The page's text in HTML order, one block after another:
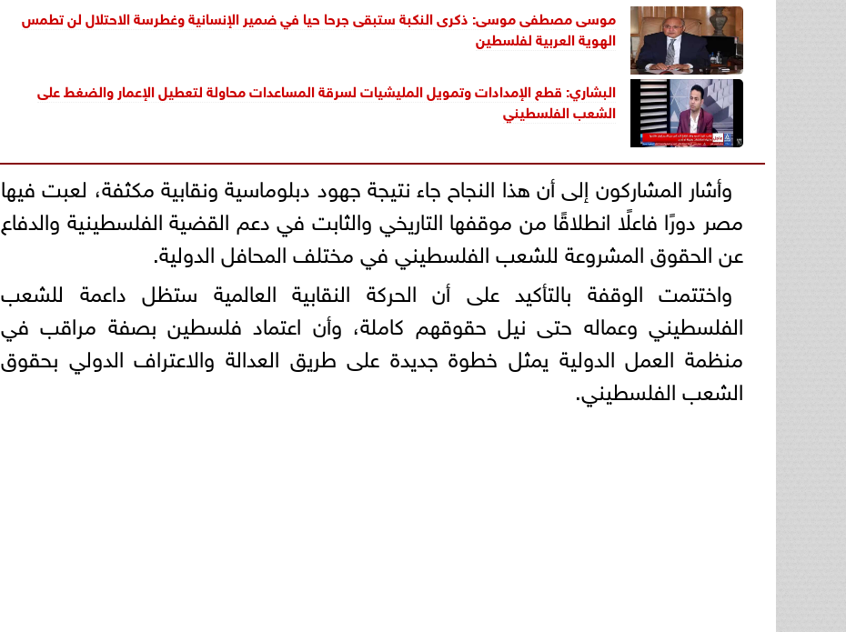
موسى مصطفى موسى: ذكرى النكبة ستبقى جرحا حيا في ضمير الإنسانية وغطرسة الاحتلال لن تطمس
الهوية العربية لفلسطين
البشاري: قطع الإمدادات وتمويل المليشيات لسرقة المساعدات محاولة لتعطيل الإعمار والضغط على
الشعب الفلسطيني
وأشار المشاركون إلى أن هذا النجاح جاء نتيجة جهود دبلوماسية ونقابية مكثفة، لعبت فيها
مصر دورًا فاعلًا انطلاقًا من موقفها التاريخي والثابت في دعم القضية الفلسطينية والدفاع
عن الحقوق المشروعة للشعب الفلسطيني في مختلف المحافل الدولية.
واختتمت الوقفة بالتأكيد على أن الحركة النقابية العالمية ستظل داعمة للشعب
الفلسطيني وعماله حتى نيل حقوقهم كاملة، وأن اعتماد فلسطين بصفة مراقب في
منظمة العمل الدولية يمثل خطوة جديدة على طريق العدالة والاعتراف الدولي بحقوق
الشعب الفلسطيني.